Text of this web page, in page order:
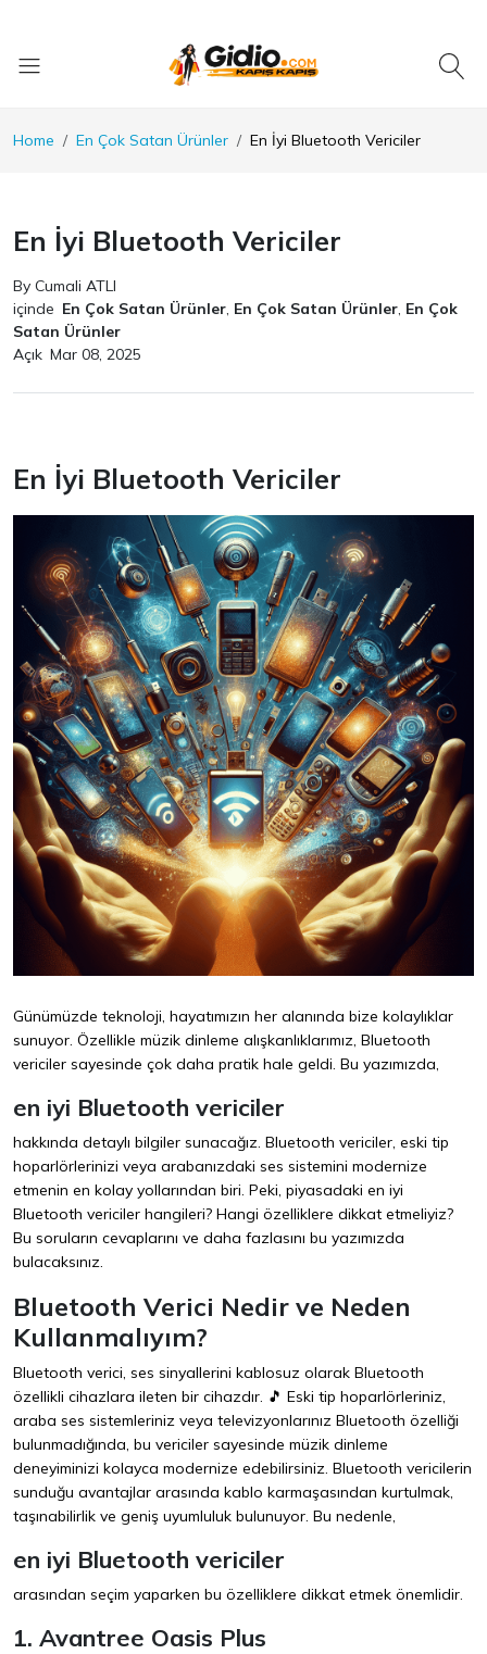
Home En Çok Satan Ürünler En İyi Bluetooth Vericiler
En İyi Bluetooth Vericiler
By Cumali ATLI
içinde En Çok Satan Ürünler, En Çok Satan Ürünler, En Çok
Satan Ürünler
Açık Mar 08, 2025
En İyi Bluetooth Vericiler
Günümüzde teknoloji, hayatımızın her alanında bize kolaylıklar
sunuyor. Özellikle müzik dinleme alışkanlıklarımız, Bluetooth
vericiler sayesinde çok daha pratik hale geldi. Bu yazımızda,
en iyi Bluetooth vericiler
hakkında detaylı bilgiler sunacağız. Bluetooth vericiler, eski tip
hoparlörlerinizi veya arabanızdaki ses sistemini modernize
etmenin en kolay yollarından biri. Peki, piyasadaki en iyi
Bluetooth vericiler hangileri? Hangi özelliklere dikkat etmeliyiz?
Bu soruların cevaplarını ve daha fazlasını bu yazımızda
bulacaksınız.
Bluetooth Verici Nedir ve Neden
Kullanmalıyım?
Bluetooth verici, ses sinyallerini kablosuz olarak Bluetooth
özellikli cihazlara ileten bir cihazdır. 🎵 Eski tip hoparlörleriniz,
araba ses sistemleriniz veya televizyonlarınız Bluetooth özelliği
bulunmadığında, bu vericiler sayesinde müzik dinleme
deneyiminizi kolayca modernize edebilirsiniz. Bluetooth vericilerin
sunduğu avantajlar arasında kablo karmaşasından kurtulmak,
taşınabilirlik ve geniş uyumluluk bulunuyor. Bu nedenle,
en iyi Bluetooth vericiler
arasından seçim yaparken bu özelliklere dikkat etmek önemlidir.
1. Avantree Oasis Plus